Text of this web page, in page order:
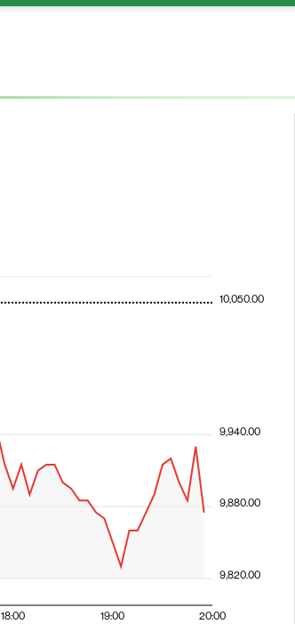
18:00 19:00 20:00
9,820.00
9,880.00
9,940.00
10,050.00